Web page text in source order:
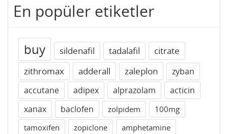
En popüler etiketler
buy sildenafil tadalafil
citrate
zithromax
adderall zaleplon
zyban
accutane
adipex alprazolam
acticin
xanax
baclofen zolpidem
100mg
tamoxifen
zopiclone
amphetamine